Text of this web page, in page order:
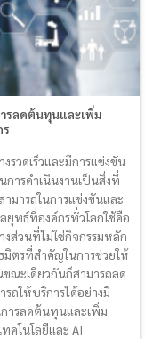
รลดต้นทุนและเพิ่ม
วดเร็วและมีการแข่งขัน
ารดำเนินงานเป็นสิ่งที่
มารถในการแข่งขันและ
ยุทธ์ที่องค์กรทั่วโลกใช้คือ
ส่วนที่ไม่ใช่กิจกรรมหลัก
ตรที่สำคัญในการช่วยให้
ขณะเดียวกันก็สามารถลด
ถให้บริการได้อย่างมี
ารลดต้นทุนและเพิ่ม
คโนโลยีและ AI